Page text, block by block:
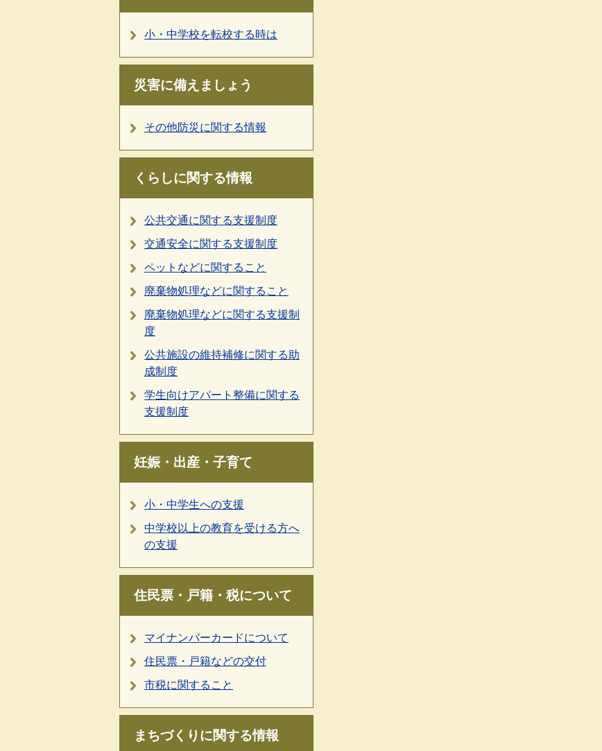
小・中学校を転校する時は
災害に備えましょう
その他防災に関する情報
くらしに関する情報
公共交通に関する支援制度
交通安全に関する支援制度
ペットなどに関すること
廃棄物処理などに関すること
廃棄物処理などに関する支援制
度
公共施設の維持補修に関する助
成制度
学生向けアパート整備に関する
支援制度
妊娠・出産・子育て
小・中学生への支援
中学校以上の教育を受ける方へ
の支援
住民票・戸籍・税について
マイナンバーカードについて
住民票・戸籍などの交付
市税に関すること
まちづくりに関する情報